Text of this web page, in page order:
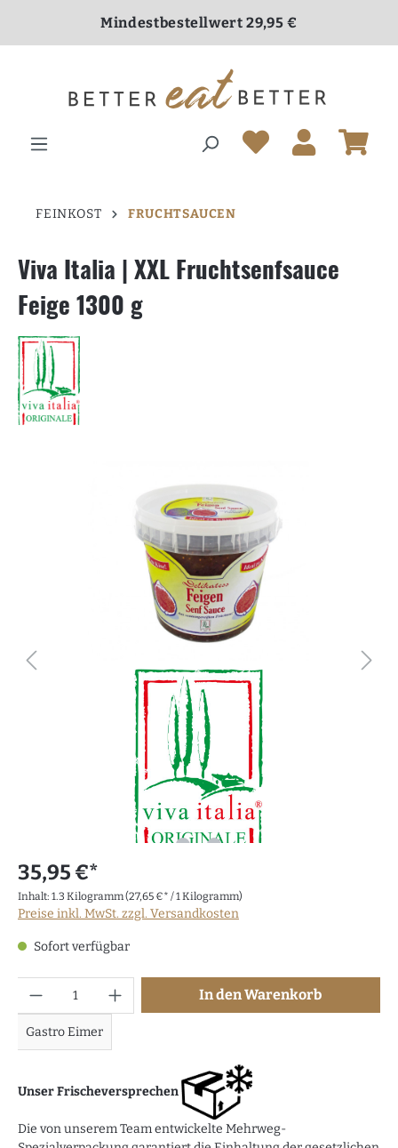
Mindestbestellwert 29,95 €
Versandkostenfrei ab 70,00 €
FEINKOST FRUCHTSAUCEN
Viva Italia | XXL Fruchtsenfsauce
Feige 1300 g
35,95 €*
Inhalt: 1.3 Kilogramm(27,65 €* / 1 Kilogramm)
Preise inkl. MwSt. zzgl. Versandkosten
Sofort verfügbar
Gastro Eimer
In den Warenkorb
Unser Frischeversprechen
Die von unserem Team entwickelte Mehrweg-